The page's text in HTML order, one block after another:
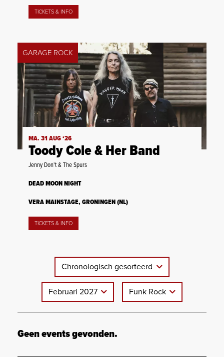
TICKETS & INFO
GARAGE ROCK
MA. 31 AUG ‘26
Toody Cole & Her Band
Jenny Don't & The Spurs
DEAD MOON NIGHT
VERA MAINSTAGE, GRONINGEN (NL)
TICKETS & INFO
Chronologisch gesorteerd
Februari 2027 Funk Rock
Geen events gevonden.